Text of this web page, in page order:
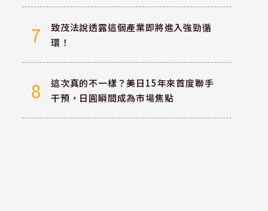
7
致茂法說透露這個產業即將進入強勁循
環！
8
這次真的不一樣？美日15年來首度聯手
干預，日圓瞬間成為市場焦點